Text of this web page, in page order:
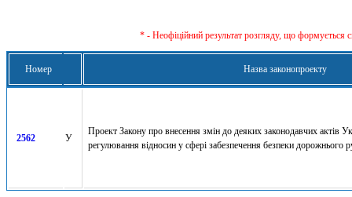
* - Неофіційний результат розгляду, що формується
Номер Назва законопроекту
2562 У
Проект Закону про внесення змін до деяких законодавчих актів
регулювання відносин у сфері забезпечення безпеки дорожнього